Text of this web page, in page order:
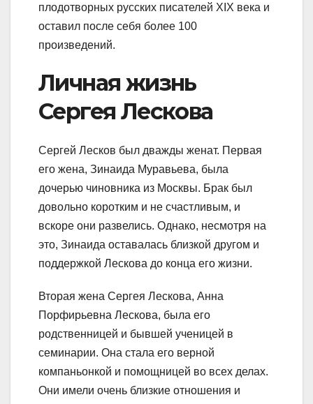
плодотворных русских писателей XIX века и
оставил после себя более 100
произведений.
Личная жизнь
Сергея Лескова
Сергей Лесков был дважды женат. Первая
его жена, Зинаида Муравьева, была
дочерью чиновника из Москвы. Брак был
довольно коротким и не счастливым, и
вскоре они развелись. Однако, несмотря на
это, Зинаида оставалась близкой другом и
поддержкой Лескова до конца его жизни.
Вторая жена Сергея Лескова, Анна
Порфирьевна Лескова, была его
родственницей и бывшей ученицей в
семинарии. Она стала его верной
компаньонкой и помощницей во всех делах.
Они имели очень близкие отношения и